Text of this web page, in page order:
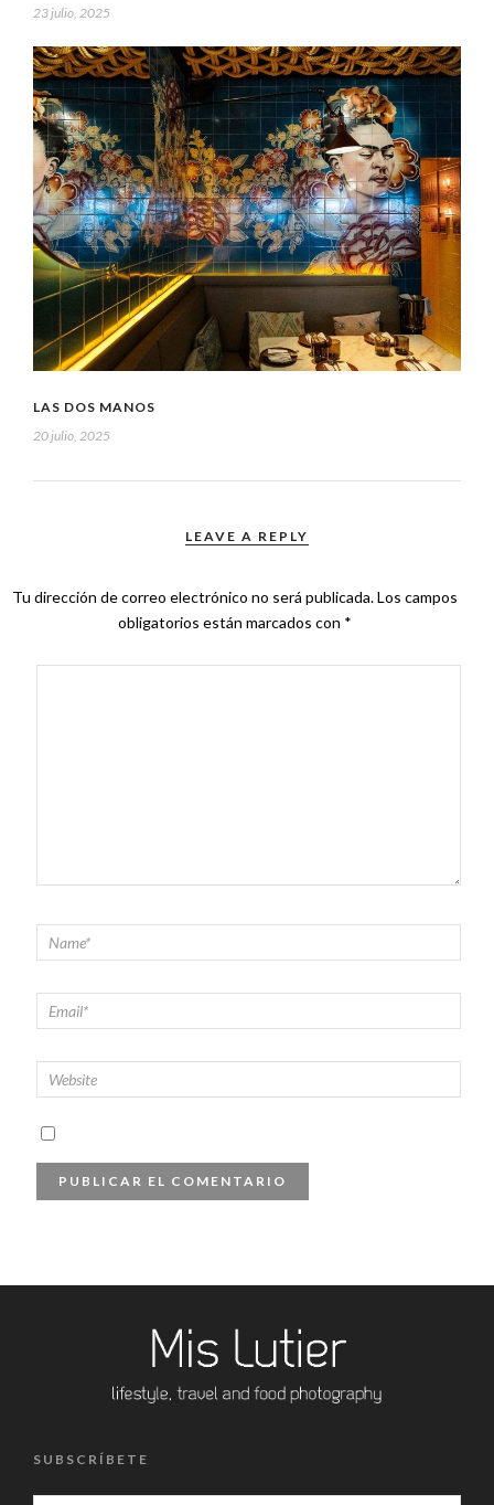
23 julio, 2025
LAS DOS MANOS
20 julio, 2025
LEAVE A REPLY
Tu dirección de correo electrónico no será publicada.Los campos
obligatorios están marcados con *
SUBSCRÍBETE